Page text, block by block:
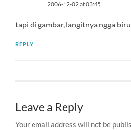
2006-12-02 at 03:45
tapi di gambar, langitnya ngga
REPLY
Leave a Reply
Your email address will not be